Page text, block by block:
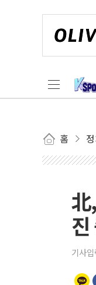
홈
北
진
기사